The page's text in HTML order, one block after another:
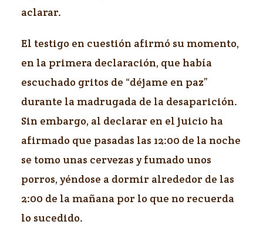
aclarar.
El testigo en cuestión afirmó su momento,
en la primera declaración, que había
escuchado gritos de “déjame en paz”
durante la madrugada de la desaparición.
Sin embargo, al declarar en el juicio ha
afirmado que pasadas las 12:00 de la noche
se tomo unas cervezas y fumado unos
porros, yéndose a dormir alrededor de las
2:00 de la mañana por lo que no recuerda
lo sucedido.